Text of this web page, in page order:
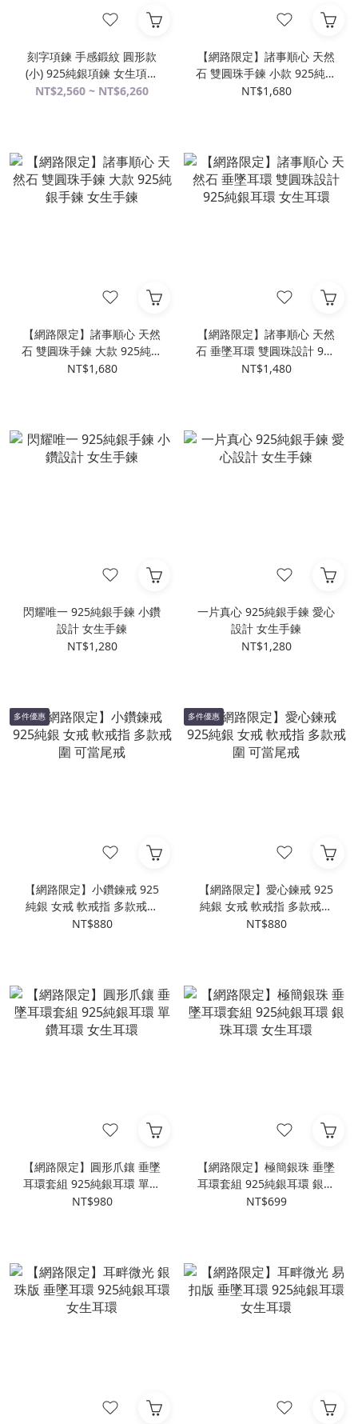
刻字項鍊 手感鍛紋 圓形款
(小) 925純銀項鍊 女生項鍊
男生項鍊
NT$2,560 ~ NT$6,260
【網路限定】諸事順心 天然
石 雙圓珠手鍊 小款 925純銀
手鍊 女生手鍊
NT$1,680
【網路限定】諸事順心 天然
石 雙圓珠手鍊 大款 925純銀
手鍊 女生手鍊
NT$1,680
【網路限定】諸事順心 天然
石 垂墜耳環 雙圓珠設計 925
純銀耳環 女生耳環
NT$1,480
閃耀唯一 925純銀手鍊 小鑽
設計 女生手鍊
NT$1,280
一片真心 925純銀手鍊 愛心
設計 女生手鍊
NT$1,280
多件優惠
【網路限定】小鑽鍊戒 925
純銀 女戒 軟戒指 多款戒圍
可當尾戒
NT$880
多件優惠
【網路限定】愛心鍊戒 925
純銀 女戒 軟戒指 多款戒圍
可當尾戒
NT$880
【網路限定】圓形爪鑲 垂墜
耳環套組 925純銀耳環 單鑽
耳環 女生耳環
NT$980
【網路限定】極簡銀珠 垂墜
耳環套組 925純銀耳環 銀珠
耳環 女生耳環
NT$699